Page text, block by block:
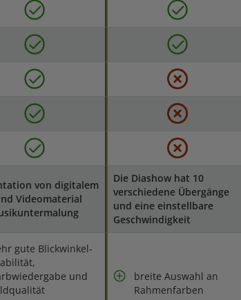
von digitalem
Videomaterial
Die Diashow hat 10
verschiedene Übergänge
und eine einstellbare
Geschwindigkeit
gute Blickwinkel-
und
breite Auswahl an
Rahmenfarben